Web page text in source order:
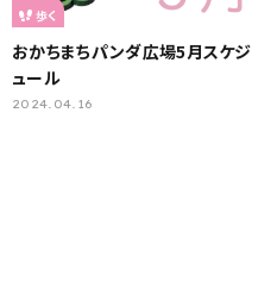
歩く
おかちまちパンダ広場5月スケジ
ュール
2024.04.16